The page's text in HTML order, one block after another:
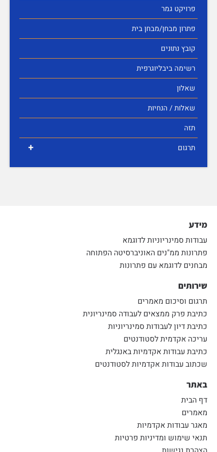
פרויקט גמר
פתרון מבחן/מבחן בית
קובץ נתונים
רשימה ביבליוגרפית
שאלון
שאלות / הנחיות
תזה
+ תרגום
מידע
עבודות סמינריוניות לדוגמא
פתרונות ממ"נים האוניברסיטה הפתוחה
מבחנים לדוגמא עם פתרונות
שירותים
תרגום וסיכום מאמרים
כתיבת פרק ממצאים לעבודה סמינריונית
כתיבת דיון לעבודות סמינריוניות
עריכה אקדמית לסטודנטים
כתיבת עבודות אקדמיות באנגלית
שכתוב עבודות אקדמיות לסטודנטים
באתר
דף הבית
מאמרים
מאגר עבודות אקדמיות
תנאי שימוש ומדיניות פרטיות